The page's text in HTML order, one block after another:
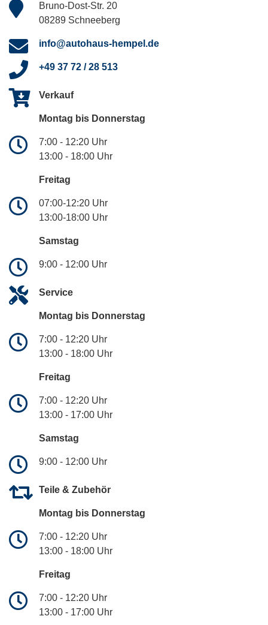
Bruno-Dost-Str. 20
08289 Schneeberg
info@autohaus-hempel.de
+49 37 72 / 28 513
Verkauf
Montag bis Donnerstag
7:00 - 12:20 Uhr
13:00 - 18:00 Uhr
Freitag
07:00-12:20 Uhr
13:00-18:00 Uhr
Samstag
9:00 - 12:00 Uhr
Service
Montag bis Donnerstag
7:00 - 12:20 Uhr
13:00 - 18:00 Uhr
Freitag
7:00 - 12:20 Uhr
13:00 - 17:00 Uhr
Samstag
9:00 - 12:00 Uhr
Teile & Zubehör
Montag bis Donnerstag
7:00 - 12:20 Uhr
13:00 - 18:00 Uhr
Freitag
7:00 - 12:20 Uhr
13:00 - 17:00 Uhr